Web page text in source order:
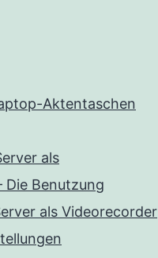
Aktentaschen
als
Die Benutzung
als Videorecorder